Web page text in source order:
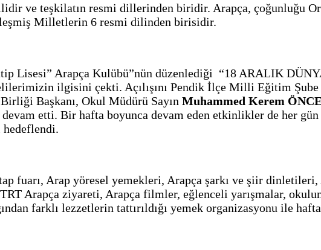
ve teşkilatın resmi dillerinden biridir. Arapça, çoğunluğu
Milletlerin 6 resmi dilinden birisidir.
Lisesi” Arapça Kulübü”nün düzenlediği “18 ARALIK
ilgisini çekti. Açılışını Pendik İlçe Milli Eğitim
Başkanı, Okul Müdürü Sayın Muhammed Kerem
devam etti. Bir hafta boyunca devam eden etkinlikler de her
hedeflendi.
fuarı, Arap yöresel yemekleri, Arapça şarkı ve şiir
Arapça ziyareti, Arapça filmler, eğlenceli yarışmalar,
farklı lezzetlerin tattırıldığı yemek organizasyonu ile